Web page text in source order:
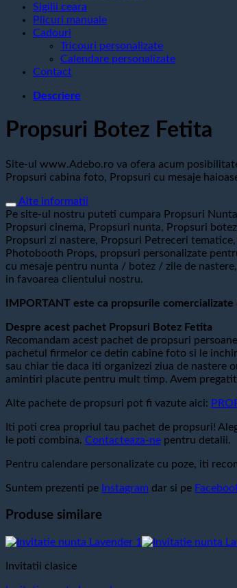
Sigilii ceara
Plicuri manuale
Cadouri
Tricouri personalizate
Calendare personalizate
Contact
Descriere
Propsuri Botez Fetita
Site-ul www.Adebo.ro va ofera acum
Propsuri cabina foto, Propsuri cu mesaje
Alte informatii
Pe site-ul nostru puteti cumpara Propsuri
Propsuri cinema, Propsuri nunta, Propsuri
Propsuri zi nastere, Propsuri Petreceri
Photobooth Props, propsuri personalizate
cu mesaje pentru nunta / botez / zile de
in favoarea clientului nostru.
IMPORTANT este ca propsurile
Despre acest pachet Propsuri Botez Fetita
Recomandam acest pachet de propsuri
pachetul firmelor ce detin cabine foto si le
sau chiar tie daca iti organizezi ziua de
amintiri placute pentru mult timp. Avem
Alte pachete de propsuri pot fi vazute aici:
Iti poti crea propriul tau pachet de propsuri!
le poti combina. Contacteaza-ne pentru detalii.
Pentru calendare personalizate cu poze, iti
Suntem prezenti pe Instagram dar si pe
Produse similare
Invitatii clasice